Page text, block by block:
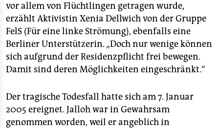
vor allem von Flüchtlingen getragen wurde,
erzählt Aktivistin Xenia Dellwich von der Gruppe
FelS (Für eine linke Strömung), ebenfalls eine
Berliner Unterstützerin. „Doch nur wenige können
sich aufgrund der Residenzpflicht frei bewegen.
Damit sind deren Möglichkeiten eingeschränkt.“
Der tragische Todesfall hatte sich am 7. Januar
2005 ereignet. Jalloh war in Gewahrsam
genommen worden, weil er angeblich in